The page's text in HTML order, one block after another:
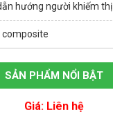
hướng người khiếm thị
composite
SẢN PHẨM NỔI BẬT